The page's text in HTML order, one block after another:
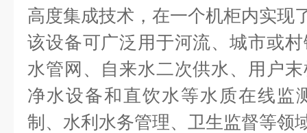
高度集成技术，在一个机柜内实现
该设备可广泛用于河流、城市或
水管网、自来水二次供水、用户
净水设备和直饮水等水质在线监
制、水利水务管理、卫生监督等领